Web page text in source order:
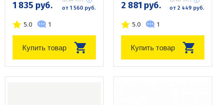
1 835 руб. от 1 560 руб.
5.0 1
Купить товар
2 881 руб. от 2 449 руб.
5.0 1
Купить товар